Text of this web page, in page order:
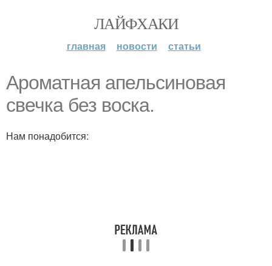
ЛАЙФХАКИ
главная новости статьи
Ароматная апельсиновая
свечка без воска.
Нам понадобится: